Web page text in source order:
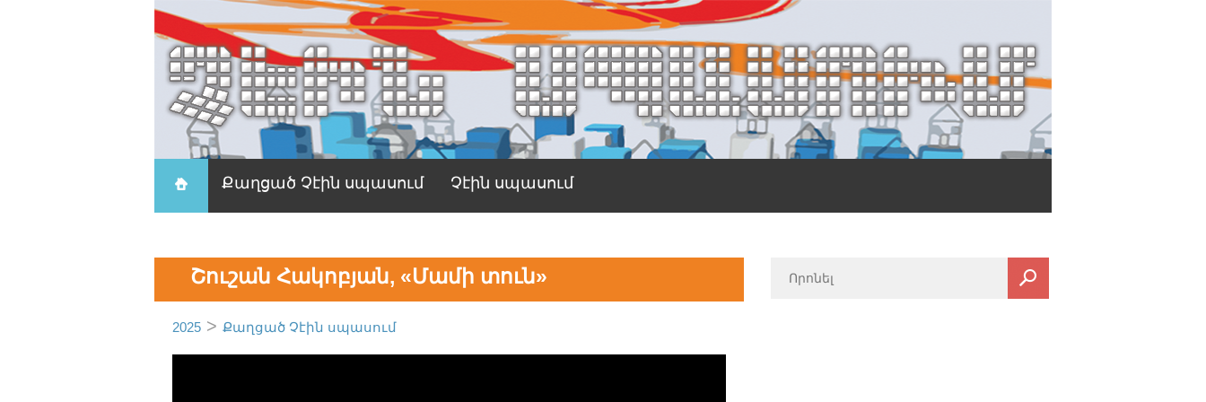
Քաղցած Չէին սպասում Չէին սպասում
Շուշան Հակոբյան, «Մամի տուն»
2025 > Քաղցած Չէին սպասում